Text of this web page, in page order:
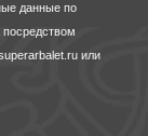
данные по
или